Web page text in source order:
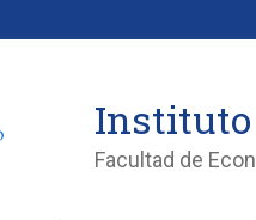
Instituto
Facultad de